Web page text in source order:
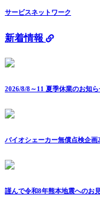
サービスネットワーク
新着情報
2026/8/8～11 夏季休業のお知ら
バイオシェーカー無償点検企
謹んで令和8年熊本地震へのお